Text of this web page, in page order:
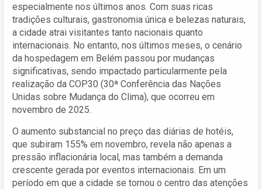
especialmente nos últimos anos. Com suas ricas
tradições culturais, gastronomia única e belezas naturais,
a cidade atrai visitantes tanto nacionais quanto
internacionais. No entanto, nos últimos meses, o cenário
da hospedagem em Belém passou por mudanças
significativas, sendo impactado particularmente pela
realização da COP30 (30ª Conferência das Nações
Unidas sobre Mudança do Clima), que ocorreu em
novembro de 2025.
O aumento substancial no preço das diárias de hotéis,
que subiram 155% em novembro, revela não apenas a
pressão inflacionária local, mas também a demanda
crescente gerada por eventos internacionais. Em um
período em que a cidade se tornou o centro das atenções